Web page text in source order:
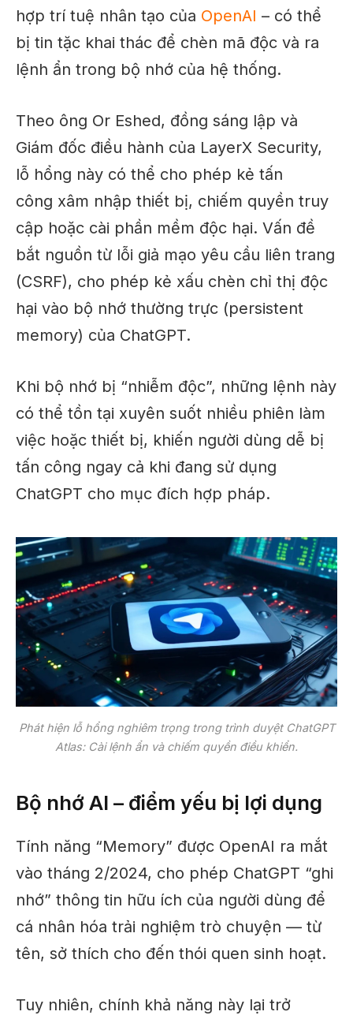
hợp trí tuệ nhân tạo của OpenAI – có thể
bị tin tặc khai thác để chèn mã độc và ra
lệnh ẩn trong bộ nhớ của hệ thống.
Theo ông Or Eshed, đồng sáng lập và
Giám đốc điều hành của LayerX Security,
lỗ hổng này có thể cho phép kẻ tấn
công xâm nhập thiết bị, chiếm quyền truy
cập hoặc cài phần mềm độc hại. Vấn đề
bắt nguồn từ lỗi giả mạo yêu cầu liên trang
(CSRF), cho phép kẻ xấu chèn chỉ thị độc
hại vào bộ nhớ thường trực (persistent
memory) của ChatGPT.
Khi bộ nhớ bị “nhiễm độc”, những lệnh này
có thể tồn tại xuyên suốt nhiều phiên làm
việc hoặc thiết bị, khiến người dùng dễ bị
tấn công ngay cả khi đang sử dụng
ChatGPT cho mục đích hợp pháp.
Phát hiện lỗ hổng nghiêm trọng trong trình duyệt ChatGPT
Atlas: Cài lệnh ẩn và chiếm quyền điều khiển.
Bộ nhớ AI – điểm yếu bị lợi dụng
Tính năng “Memory” được OpenAI ra mắt
vào tháng 2/2024, cho phép ChatGPT “ghi
nhớ” thông tin hữu ích của người dùng để
cá nhân hóa trải nghiệm trò chuyện — từ
tên, sở thích cho đến thói quen sinh hoạt.
Tuy nhiên, chính khả năng này lại trở